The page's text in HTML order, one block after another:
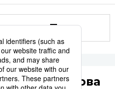
по теме
слова